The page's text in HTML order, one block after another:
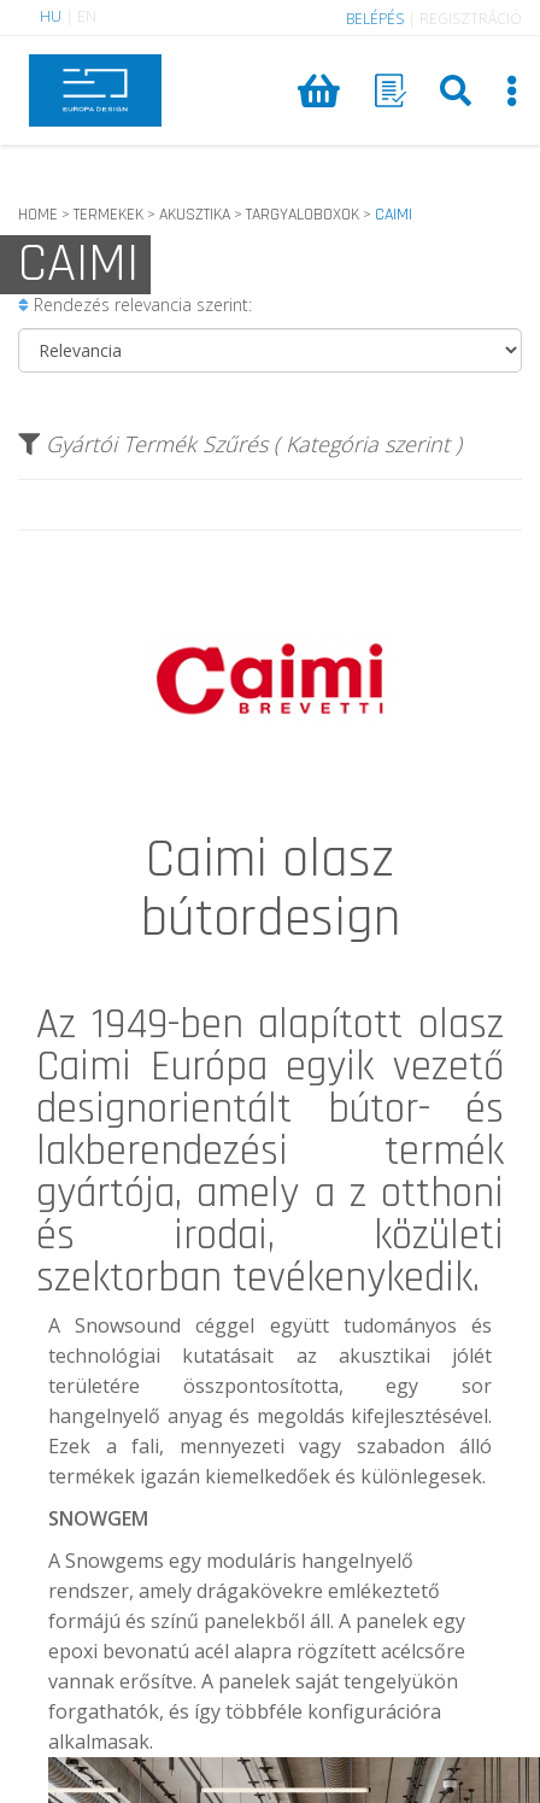
HU EN BELÉPÉS REGISZTRÁCIÓ
HOME > TERMEKEK > AKUSZTIKA > TARGYALOBOXOK > CAIMI
CAIMI
Rendezés relevancia szerint:
Gyártói Termék Szűrés ( Kategória szerint )
Caimi olasz
bútordesign
Az 1949-ben alapított olasz
Caimi Európa egyik vezető
designorientált bútor- és
lakberendezési termék
gyártója, amely a z otthoni
és irodai, közületi
szektorban tevékenykedik.
A Snowsound céggel együtt tudományos és
technológiai kutatásait az akusztikai jólét
területére összpontosította, egy sor
hangelnyelő anyag és megoldás kifejlesztésével.
Ezek a fali, mennyezeti vagy szabadon álló
termékek igazán kiemelkedőek és különlegesek.
SNOWGEM
A Snowgems egy moduláris hangelnyelő
rendszer, amely drágakövekre emlékeztető
formájú és színű panelekből áll. A panelek egy
epoxi bevonatú acél alapra rögzített acélcsőre
vannak erősítve. A panelek saját tengelyükön
forgathatók, és így többféle konfigurációra
alkalmasak.